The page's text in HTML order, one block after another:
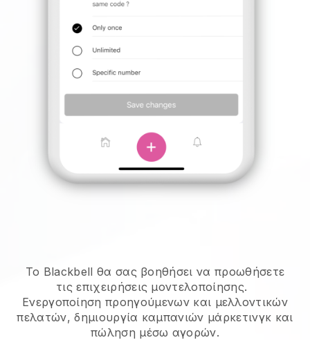
Το Blackbell θα σας βοηθήσει να προωθήσετε
τις επιχειρήσεις μοντελοποίησης.
Ενεργοποίηση προηγούμενων και μελλοντικών
πελατών, δημιουργία καμπανιών μάρκετινγκ και
πώληση μέσω αγορών.